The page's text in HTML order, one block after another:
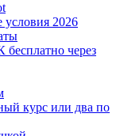
2026
бесплатно через
курс или два по